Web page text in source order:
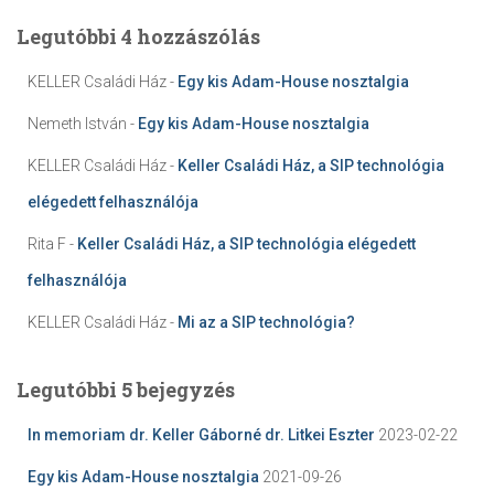
Legutóbbi 4 hozzászólás
KELLER Családi Ház- Egy kis Adam-House nosztalgia
Nemeth István - Egy kis Adam-House nosztalgia
KELLER Családi Ház- Keller Családi Ház, a SIP technológia
elégedett felhasználója
Rita F- Keller Családi Ház, a SIP technológia elégedett
felhasználója
KELLER Családi Ház- Mi az a SIP technológia?
Legutóbbi 5 bejegyzés
In memoriam dr. Keller Gáborné dr. Litkei Eszter 2023-02-22
Egy kis Adam-House nosztalgia 2021-09-26